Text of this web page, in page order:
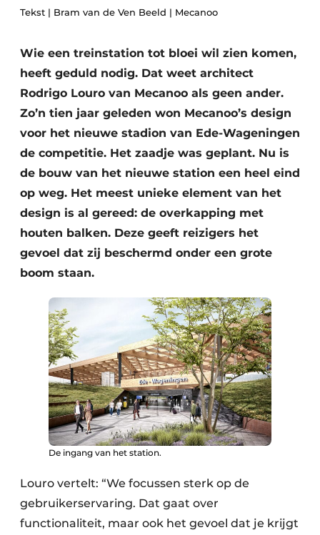
Podcasts
Vacature aanmelden
Vacatures
Video’s
Glas
Modulair bouwen
Tekst | Bram van de Ven Beeld | Mecanoo
Wie een treinstation tot bloei wil zien komen,
heeft geduld nodig. Dat weet architect
Rodrigo Louro van Mecanoo als geen ander.
Zo’n tien jaar geleden won Mecanoo’s design
voor het nieuwe stadion van Ede-Wageningen
de competitie. Het zaadje was geplant. Nu is
de bouw van het nieuwe station een heel eind
op weg. Het meest unieke element van het
design is al gereed: de overkapping met
houten balken. Deze geeft reizigers het
gevoel dat zij beschermd onder een grote
boom staan.
De ingang van het station.
Louro vertelt: “We focussen sterk op de
gebruikerservaring. Dat gaat over
functionaliteit, maar ook het gevoel dat je krijgt